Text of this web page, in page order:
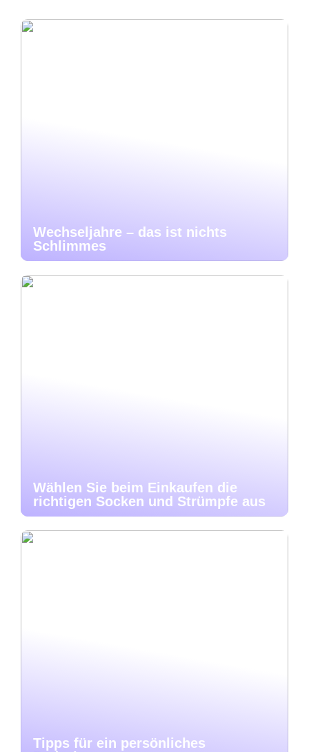
Wechseljahre – das ist nichts
Schlimmes
Wählen Sie beim Einkaufen die
richtigen Socken und Strümpfe aus
Tipps für ein persönliches